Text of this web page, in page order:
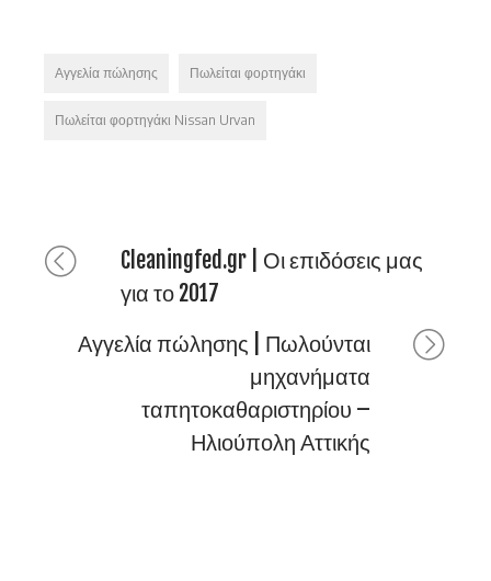
Αγγελία πώλησης Πωλείται φορτηγάκι
Πωλείται φορτηγάκι Nissan Urvan
Cleaningfed.gr | Οι επιδόσεις μας
για το 2017
Αγγελία πώλησης | Πωλούνται
μηχανήματα
ταπητοκαθαριστηρίου –
Ηλιούπολη Αττικής